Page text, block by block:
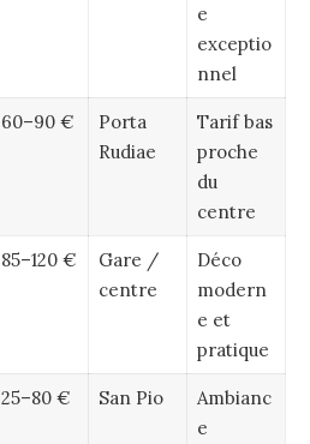
e
exceptio
nnel
60–90 €
Porta
Rudiae
Tarif bas
proche
du
centre
85–120 €
Gare /
centre
Déco
modern
e et
pratique
25–80 € San Pio
Ambianc
e